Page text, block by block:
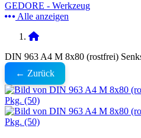
GEDORE - Werkzeug
Alle anzeigen
DIN 963 A4 M 8x80 (rostfrei)
← Zurück